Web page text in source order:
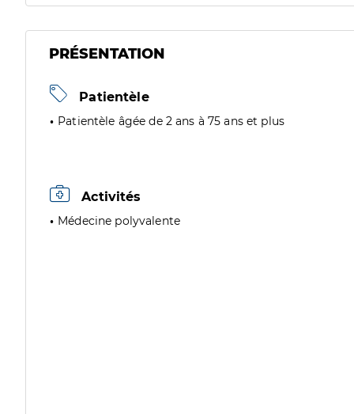
PRÉSENTATION
Patientèle
Patientèle âgée de 2 ans à 75 ans et plus
Activités
Médecine polyvalente